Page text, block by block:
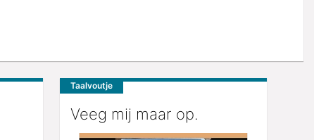
Taalvoutje
Veeg mij maar op.